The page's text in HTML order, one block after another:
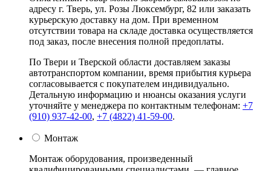
адресу г. Тверь, ул. Розы Люксембург, 82 или заказать
курьерскую доставку на дом. При временном
отсутствии товара на складе доставка осуществляется
под заказ, после внесения полной предоплаты.
По Твери и Тверской области доставляем заказы
автотранспортом компании, время прибытия курьера
согласовывается с покупателем индивидуально.
Детальную информацию и нюансы оказания услуги
уточняйте у менеджера по контактным телефонам: +7
(910) 937-42-00, +7 (4822) 41-59-00.
Монтаж
Монтаж оборудования, произведенный